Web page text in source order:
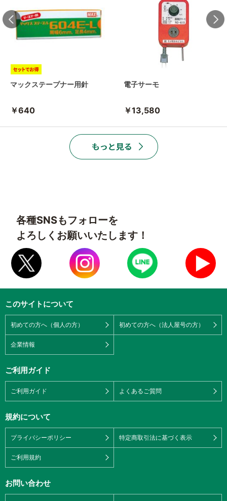
マックステープナー用針
￥640
電子サーモ
￥13,580
各種SNSもフォローを
よろしくお願いいたします！
このサイトについて
初めての方へ（個人の方） 初めての方へ（法人屋号の方）
企業情報
ご利用ガイド
ご利用ガイド よくあるご質問
規約について
プライバシーポリシー 特定商取引法に基づく表示
ご利用規約
お問い合わせ